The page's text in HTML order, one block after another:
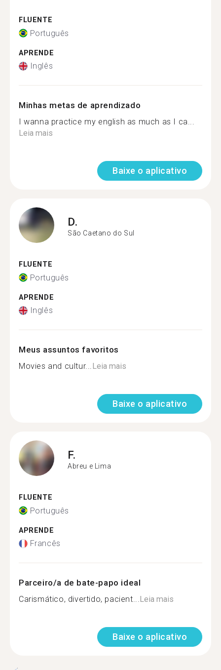
FLUENTE
Português
APRENDE
Inglês
Minhas metas de aprendizado
I wanna practice my english as much as I ca...
Leia mais
Baixe o aplicativo
D.
São Caetano do Sul
FLUENTE
Português
APRENDE
Inglês
Meus assuntos favoritos
Movies and cultur...Leia mais
Baixe o aplicativo
F.
Abreu e Lima
FLUENTE
Português
APRENDE
Francês
Parceiro/a de bate-papo ideal
Carismático, divertido, pacient...Leia mais
Baixe o aplicativo